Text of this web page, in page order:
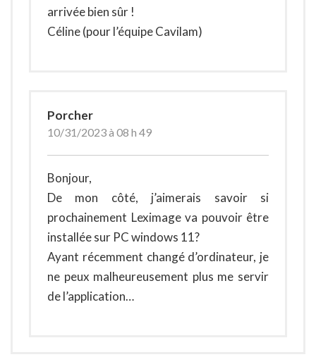
arrivée bien sûr !
Céline (pour l’équipe Cavilam)
Porcher
10/31/2023 à 08 h 49
Bonjour,
De mon côté, j’aimerais savoir si
prochainement Leximage va pouvoir être
installée sur PC windows 11?
Ayant récemment changé d’ordinateur, je
ne peux malheureusement plus me servir
de l’application…